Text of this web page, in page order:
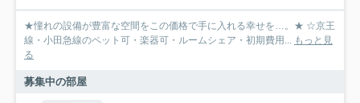
★憧れの設備が豊富な空間をこの価格で手に入れる幸せを…。★ ☆京王
線・小田急線のペット可・楽器可・ルームシェア・初期費用...
もっと見
る
募集中の部屋